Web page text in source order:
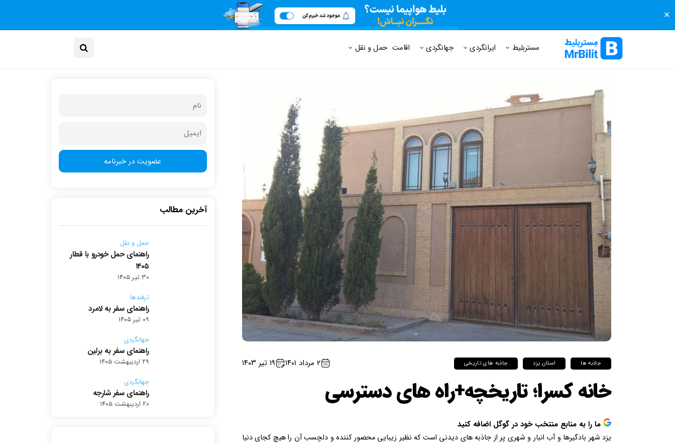
✕
مستر بلیط مجله مستر بلیط پرسش های متداول
مستربلیط ایرانگردی جهانگردی اقامت حمل و نقل
جاذبه ها استان یزد جاذبه های تاریخی ۲ مرداد ۱۴۰۱ ۱۹ تیر ۱۴۰۳
خانه کسرا؛ تاریخچه+راه های دسترسی
ما را به منابع منتخب خود در گوگل اضافه کنید
یزد شهر بادگیرها و آب انبار و شهری پر از جاذبه های دیدنی است که نظیر زیبایی محصور کننده و دلچسب آن را هیچ کجای دنیا
آخرین مطالب
حمل و نقل
راهنمای حمل خودرو با قطار
۱۴۰۵
۳۰ تیر ۱۴۰۵
ترفندها
راهنمای سفر به لامرد
۰۹ تیر ۱۴۰۵
جهانگردی
راهنمای سفر به برلین
۲۹ اردیبهشت ۱۴۰۵
جهانگردی
راهنمای سفر شارجه
۲۰ اردیبهشت ۱۴۰۵